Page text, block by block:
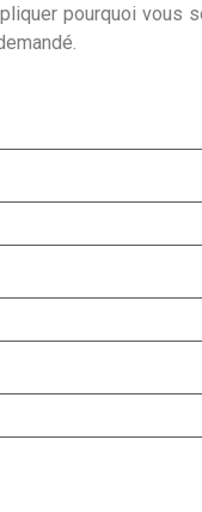
pourquoi vous